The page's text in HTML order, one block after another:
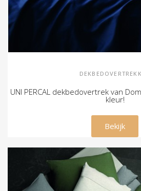
UNI PERCAL dekbedovertrek van
kleur!
€ 99,00
Bekijk